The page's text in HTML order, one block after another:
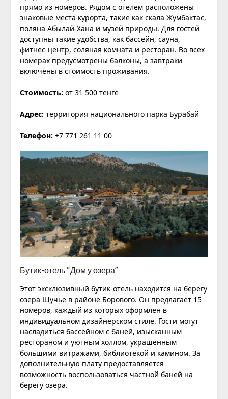
прямо из номеров. Рядом с отелем расположены
знаковые места курорта, такие как скала Жумбактас,
поляна Абылай-Хана и музей природы. Для гостей
доступны такие удобства, как бассейн, сауна,
фитнес-центр, соляная комната и ресторан. Во всех
номерах предусмотрены балконы, а завтраки
включены в стоимость проживания.
Стоимость: от 31 500 тенге
Адрес: территория национального парка Бурабай
Телефон: +7 771 261 11 00
Бутик-отель “Дом у озера”
Этот эксклюзивный бутик-отель находится на берегу
озера Щучье в районе Борового. Он предлагает 15
номеров, каждый из которых оформлен в
индивидуальном дизайнерском стиле. Гости могут
насладиться бассейном с баней, изысканным
рестораном и уютным холлом, украшенным
большими витражами, библиотекой и камином. За
дополнительную плату предоставляется
возможность воспользоваться частной баней на
берегу озера.